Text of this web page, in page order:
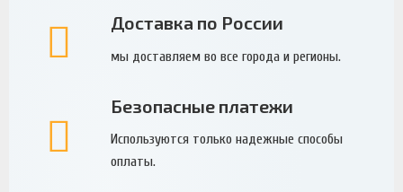
Доставка по России
мы доставляем во все города и регионы.
Безопасные платежи
Используются только надежные способы
оплаты.